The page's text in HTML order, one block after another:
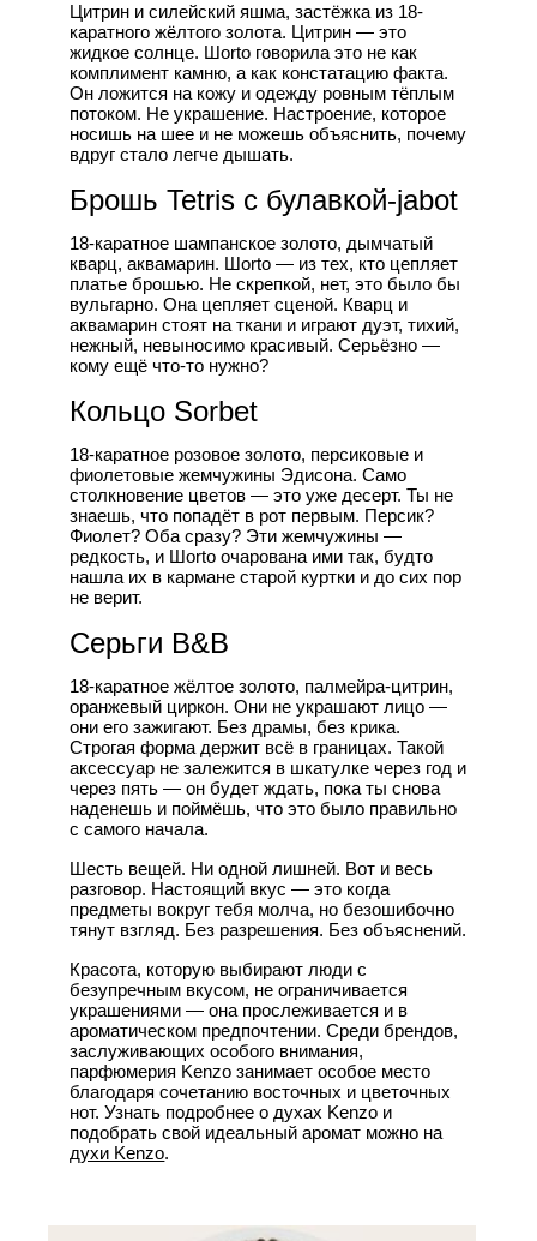
Цитрин и силейский яшма, застёжка из 18-
каратного жёлтого золота. Цитрин — это
жидкое солнце. Шorto говорила это не как
комплимент камню, а как констатацию факта.
Он ложится на кожу и одежду ровным тёплым
потоком. Не украшение. Настроение, которое
носишь на шее и не можешь объяснить, почему
вдруг стало легче дышать.
Брошь Tetris с булавкой-jabot
18-каратное шампанское золото, дымчатый
кварц, аквамарин. Шorto — из тех, кто цепляет
платье брошью. Не скрепкой, нет, это было бы
вульгарно. Она цепляет сценой. Кварц и
аквамарин стоят на ткани и играют дуэт, тихий,
нежный, невыносимо красивый. Серьёзно —
кому ещё что-то нужно?
Кольцо Sorbet
18-каратное розовое золото, персиковые и
фиолетовые жемчужины Эдисона. Само
столкновение цветов — это уже десерт. Ты не
знаешь, что попадёт в рот первым. Персик?
Фиолет? Оба сразу? Эти жемчужины —
редкость, и Шorto очарована ими так, будто
нашла их в кармане старой куртки и до сих пор
не верит.
Серьги B&B
18-каратное жёлтое золото, палмейра-цитрин,
оранжевый циркон. Они не украшают лицо —
они его зажигают. Без драмы, без крика.
Строгая форма держит всё в границах. Такой
аксессуар не залежится в шкатулке через год и
через пять — он будет ждать, пока ты снова
наденешь и поймёшь, что это было правильно
с самого начала.
Шесть вещей. Ни одной лишней. Вот и весь
разговор. Настоящий вкус — это когда
предметы вокруг тебя молча, но безошибочно
тянут взгляд. Без разрешения. Без объяснений.
Красота, которую выбирают люди с
безупречным вкусом, не ограничивается
украшениями — она прослеживается и в
ароматическом предпочтении. Среди брендов,
заслуживающих особого внимания,
парфюмерия Kenzo занимает особое место
благодаря сочетанию восточных и цветочных
нот. Узнать подробнее о духах Kenzo и
подобрать свой идеальный аромат можно на
духи Kenzo.